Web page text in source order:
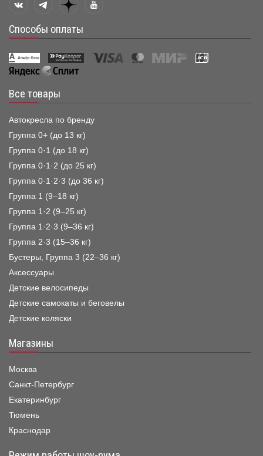
Способы оплаты
Все товары
Автокресла по бренду
Группа 0+ (до 13 кг)
Группа 0·1 (до 18 кг)
Группа 0·1·2 (до 25 кг)
Группа 0·1·2·3 (до 36 кг)
Группа 1 (9–18 кг)
Группа 1·2 (9–25 кг)
Группа 1·2·3 (9–36 кг)
Группа 2·3 (15–36 кг)
Бустеры, Группа 3 (22–36 кг)
Аксессуары
Детские велосипеды
Детские самокаты и беговелы
Детские коляски
Магазины
Москва
Санкт-Петербург
Екатеринбург
Тюмень
Краснодар